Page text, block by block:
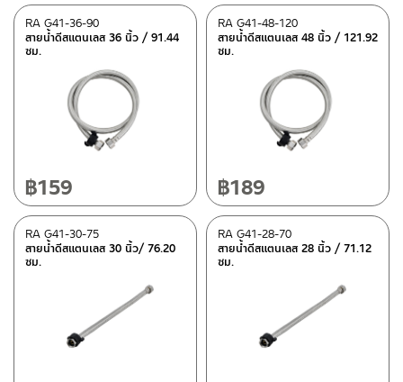
RASLAND
(24)
BEN(17)
ดูรายละเอียดวัสดุแยกชิ้น ในรายละเอียดวัสดุ(2)
สแตนเลส(46)
สี
(45)
สแตนเลสเงา
latest
สายน้ำดีสแตนเลส 36 นิ้ว / 91.44
ซม.
RA G41-36-90
฿159
สายน้ำดีสแตนเลส 48 นิ้ว / 121.92
ซม.
RA G41-48-120
฿189
สายน้ำดีสแตนเลส 30 นิ้ว/ 76.20
ซม.
RA G41-30-75
สายน้ำดีสแตนเลส 28 นิ้ว / 71.12
ซม.
RA G41-28-70